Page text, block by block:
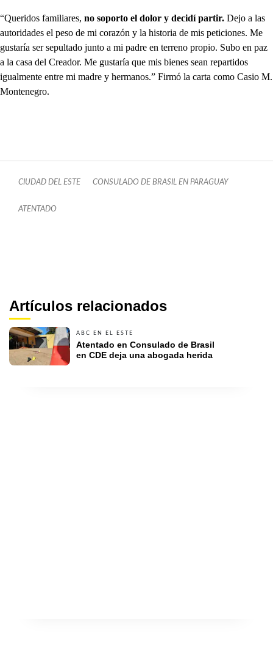
“Queridos familiares, no soporto el dolor y decidí partir. Dejo a las
autoridades el peso de mi corazón y la historia de mis peticiones. Me
gustaría ser sepultado junto a mi padre en terreno propio. Subo en paz
a la casa del Creador. Me gustaría que mis bienes sean repartidos
igualmente entre mi madre y hermanos.” Firmó la carta como Casio M.
Montenegro.
CIUDAD DEL ESTE CONSULADO DE BRASIL EN PARAGUAY
ATENTADO
Artículos relacionados
ABC EN EL ESTE
Atentado en Consulado de Brasil
en CDE deja una abogada herida